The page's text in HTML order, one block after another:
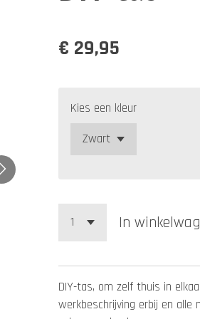
€ 29,95
Kies een kleur
In
DIY-tas, om zelf thuis in
werkbeschrijving erbij en